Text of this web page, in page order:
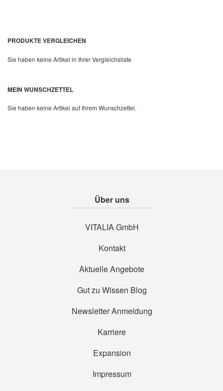
PRODUKTE VERGLEICHEN
Sie haben keine Artikel in Ihrer Vergleichsliste
MEIN WUNSCHZETTEL
Sie haben keine Artikel auf Ihrem Wunschzettel.
Über uns
VITALIA GmbH
Kontakt
Aktuelle Angebote
Gut zu Wissen Blog
Newsletter Anmeldung
Karriere
Expansion
Impressum